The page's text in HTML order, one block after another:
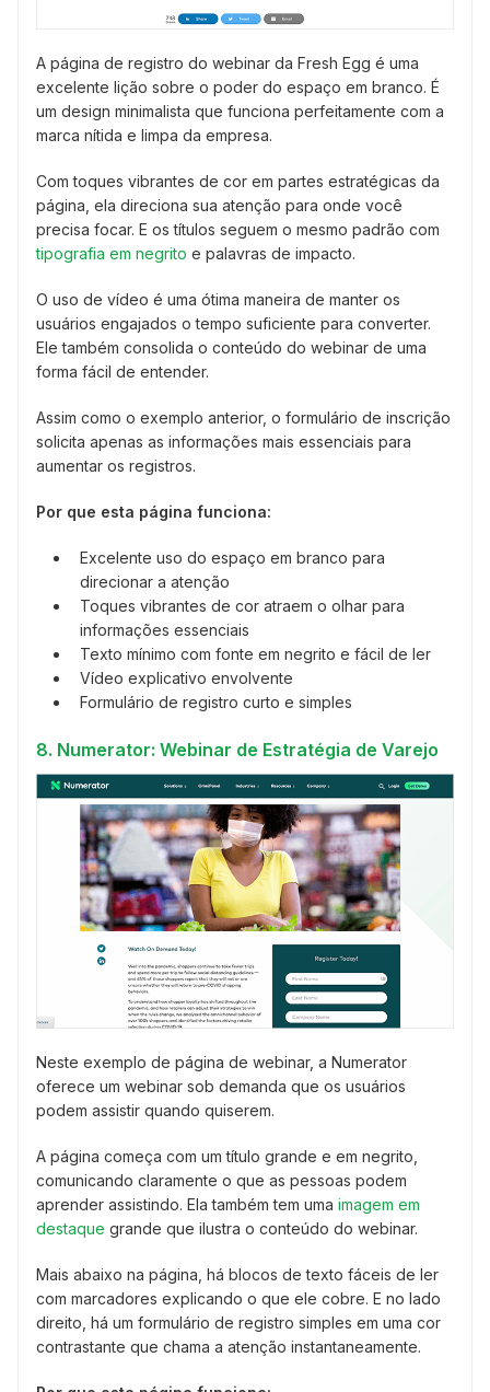
A página de registro do webinar da Fresh Egg é uma
excelente lição sobre o poder do espaço em branco. É
um design minimalista que funciona perfeitamente com a
marca nítida e limpa da empresa.
Com toques vibrantes de cor em partes estratégicas da
página, ela direciona sua atenção para onde você
precisa focar. E os títulos seguem o mesmo padrão com
tipografia em negrito e palavras de impacto.
O uso de vídeo é uma ótima maneira de manter os
usuários engajados o tempo suficiente para converter.
Ele também consolida o conteúdo do webinar de uma
forma fácil de entender.
Assim como o exemplo anterior, o formulário de inscrição
solicita apenas as informações mais essenciais para
aumentar os registros.
Por que esta página funciona:
Excelente uso do espaço em branco para
direcionar a atenção
Toques vibrantes de cor atraem o olhar para
informações essenciais
Texto mínimo com fonte em negrito e fácil de ler
Vídeo explicativo envolvente
Formulário de registro curto e simples
8. Numerator: Webinar de Estratégia de Varejo
Neste exemplo de página de webinar, a Numerator
oferece um webinar sob demanda que os usuários
podem assistir quando quiserem.
A página começa com um título grande e em negrito,
comunicando claramente o que as pessoas podem
aprender assistindo. Ela também tem uma imagem em
destaque grande que ilustra o conteúdo do webinar.
Mais abaixo na página, há blocos de texto fáceis de ler
com marcadores explicando o que ele cobre. E no lado
direito, há um formulário de registro simples em uma cor
contrastante que chama a atenção instantaneamente.